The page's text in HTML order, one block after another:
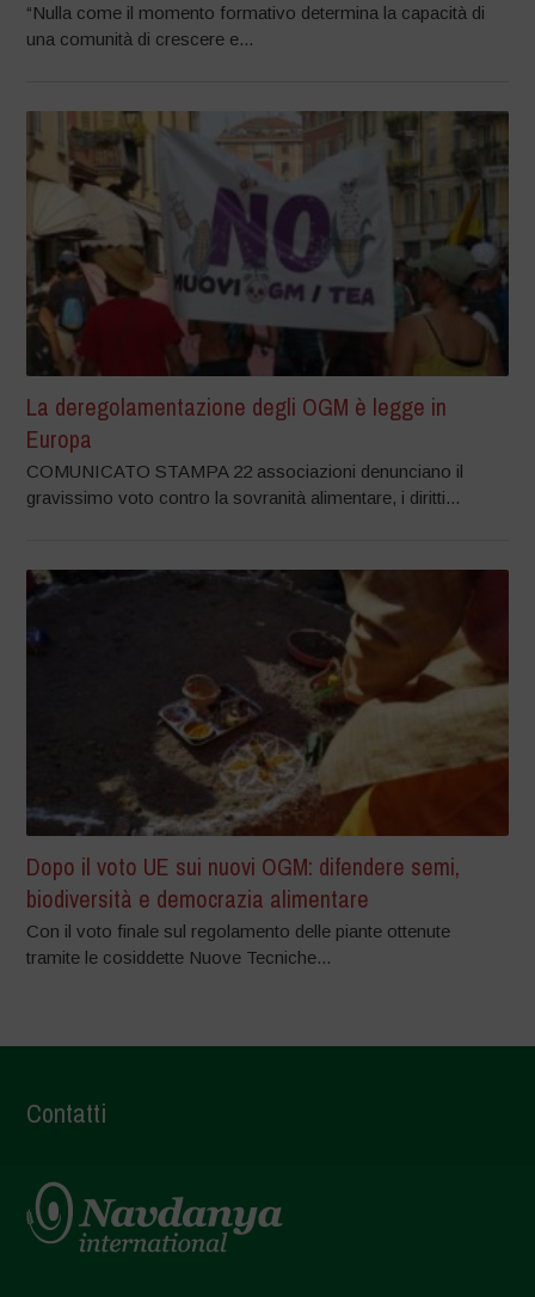
“Nulla come il momento formativo determina la capacità di
una comunità di crescere e...
La deregolamentazione degli OGM è legge in
Europa
COMUNICATO STAMPA 22 associazioni denunciano il
gravissimo voto contro la sovranità alimentare, i diritti...
Dopo il voto UE sui nuovi OGM: difendere semi,
biodiversità e democrazia alimentare
Con il voto finale sul regolamento delle piante ottenute
tramite le cosiddette Nuove Tecniche...
Contatti